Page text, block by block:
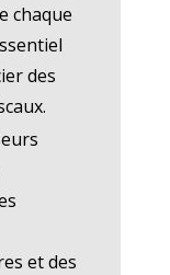
chaque
des
et des